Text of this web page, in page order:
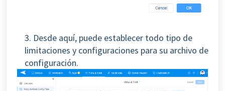
3. Desde aquí, puede establecer todo tipo de
limitaciones y configuraciones para su archivo de
configuración.